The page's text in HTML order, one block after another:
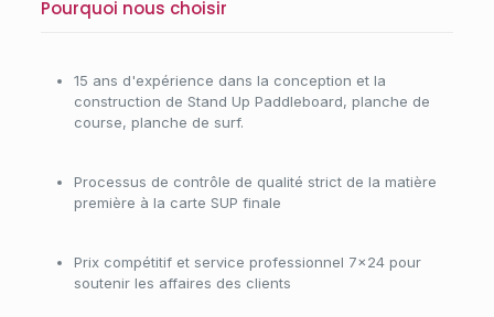
Pourquoi nous choisir
15 ans d'expérience dans la conception et la
construction de Stand Up Paddleboard, planche de
course, planche de surf.
Processus de contrôle de qualité strict de la matière
première à la carte SUP finale
Prix compétitif et service professionnel 7×24 pour
soutenir les affaires des clients